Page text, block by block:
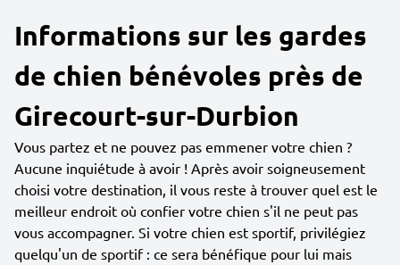
Informations sur les gardes
de chien bénévoles près de
Girecourt-sur-Durbion
Vous partez et ne pouvez pas emmener votre chien ?
Aucune inquiétude à avoir ! Après avoir soigneusement
choisi votre destination, il vous reste à trouver quel est le
meilleur endroit où confier votre chien s'il ne peut pas
vous accompagner. Si votre chien est sportif, privilégiez
quelqu'un de sportif : ce sera bénéfique pour lui mais